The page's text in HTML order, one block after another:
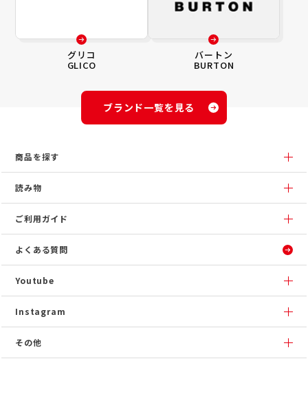
グリコ
GLICO
バートン
BURTON
ブランド一覧を見る
商品を探す
読み物
ご利用ガイド
よくある質問
Youtube
Instagram
その他